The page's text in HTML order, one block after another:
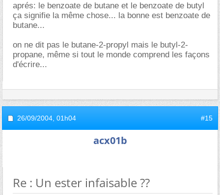
aprés: le benzoate de butane et le benzoate de butyl
ça signifie la même chose... la bonne est benzoate de
butane...
on ne dit pas le butane-2-propyl mais le butyl-2-
propane, même si tout le monde comprend les façons
d'écrire...
26/09/2004, 01h04 #15
acx01b
Re : Un ester infaisable ??